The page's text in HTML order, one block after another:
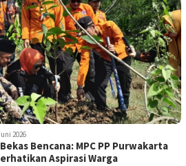
2026
Bencana: MPC PP Purwakarta
Aspirasi Warga